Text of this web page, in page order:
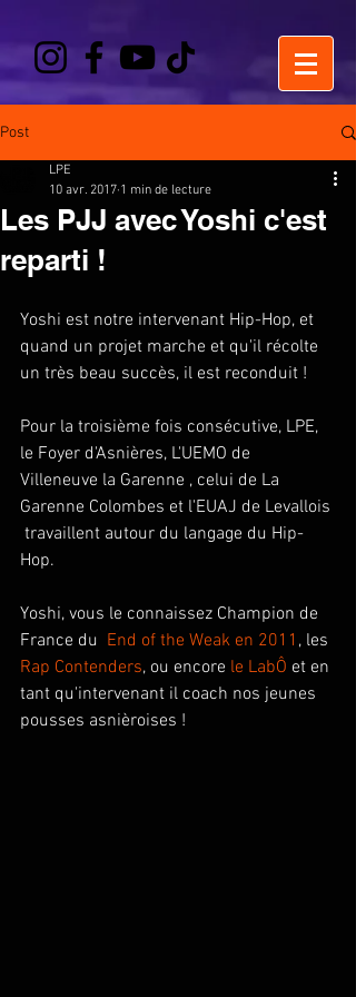
Post
Les PJJ avec Yoshi c'est
reparti !
LPE
10 avr. 2017 1 min de lecture
Yoshi est notre intervenant Hip-Hop, et
quand un projet marche et qu'il récolte
un très beau succès, il est reconduit !
Pour la troisième fois consécutive, LPE,
le Foyer d'Asnières, L'UEMO de
Villeneuve la Garenne , celui de La
Garenne Colombes et l'EUAJ de Levallois
travaillent autour du langage du Hip-
Hop.
Yoshi, vous le connaissez Champion de
France du End of the Weak en 2011 , les
Rap Contenders, ou encore le LabÔ et en
tant qu'intervenant il coach nos jeunes
pousses asnièroises !